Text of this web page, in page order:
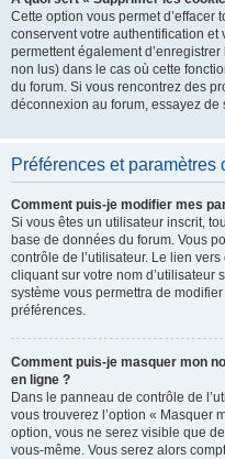
Cette option vous permet d’effacer
conservent votre authentification
permettent également
non lus) dans le cas où cette
du forum. Si vous rencontrez des
déconnexion au forum, essayez de
Préférences et paramètres
Comment puis-je modifier mes
Si vous êtes un utilisateur inscrit,
base de données du forum. Vous
contrôle de l’utilisateur. Le lien
cliquant sur votre nom d’utilisateur
système vous permettra de
préférences.
Comment puis-je masquer mon
en ligne ?
Dans le panneau de contrôle de
vous trouverez l’option « Masquer
option, vous ne serez visible que
vous-même. Vous serez alors